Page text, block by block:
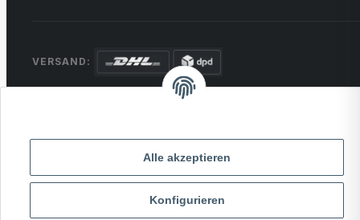
Alle akzeptieren
Konfigurieren
VERSAND: